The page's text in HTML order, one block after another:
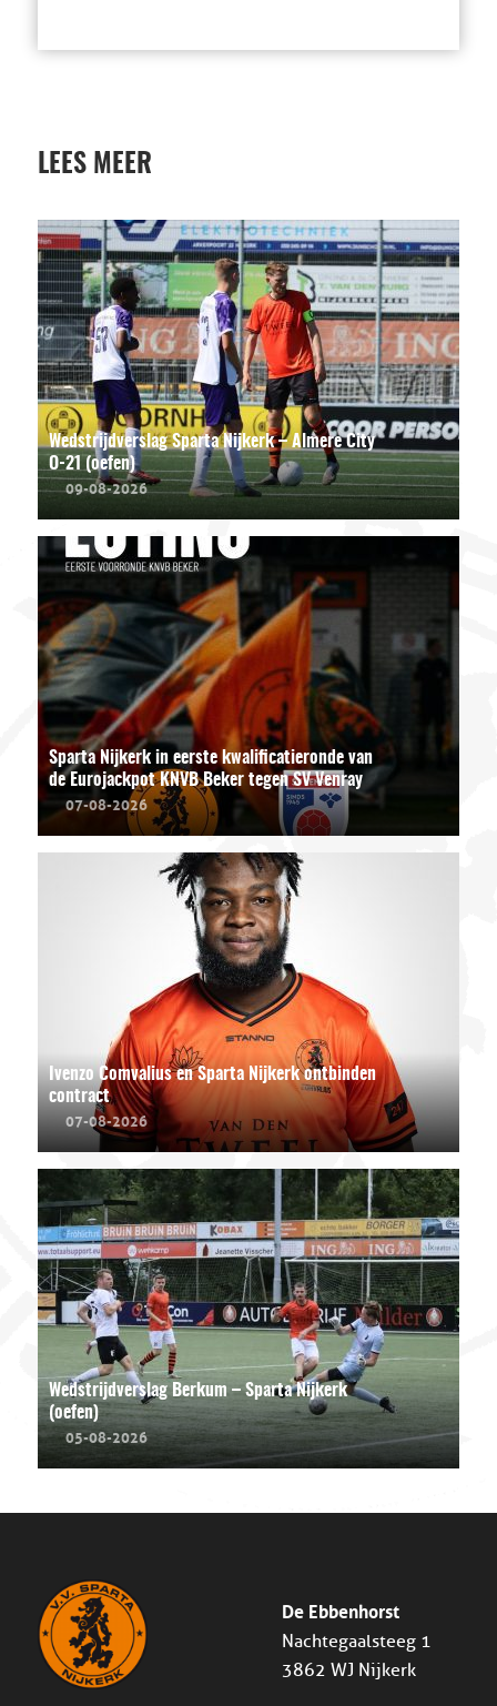
LEES MEER
Wedstrijdverslag Sparta Nijkerk – Almere City
O-21 (oefen)
09-08-2026
Sparta Nijkerk in eerste kwalificatieronde van
de Eurojackpot KNVB Beker tegen SV Venray
07-08-2026
Ivenzo Comvalius en Sparta Nijkerk ontbinden
contract
07-08-2026
Wedstrijdverslag Berkum – Sparta Nijkerk
(oefen)
05-08-2026
De Ebbenhorst
Nachtegaalsteeg 1
3862 WJ Nijkerk